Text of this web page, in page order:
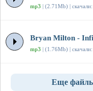
mp3 | (2.71Mb) |
Bryan Milton -
mp3 | (1.76Mb) |
Еще